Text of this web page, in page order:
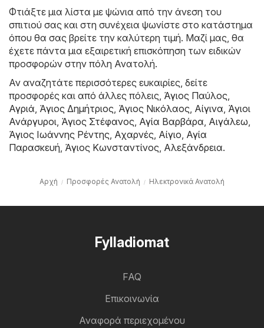
Φτιάξτε μια λίστα με ψώνια από την άνεση του
σπιτιού σας και στη συνέχεια ψωνίστε στο κατάστημα
όπου θα σας βρείτε την καλύτερη τιμή. Μαζί μας, θα
έχετε πάντα μια εξαιρετική επισκόπηση των ειδικών
προσφορών στην πόλη Ανατολή.
Αν αναζητάτε περισσότερες ευκαιρίες, δείτε
προσφορές και από άλλες πόλεις, Άγιος Παύλος,
Αγριά, Άγιος Δημήτριος, Άγιος Νικόλαος, Αίγινα, Άγιοι
Ανάργυροι, Άγιος Στέφανος, Αγία Βαρβάρα, Αιγάλεω,
Άγιος Ιωάννης Ρέντης, Αχαρνές, Αίγιο, Αγία
Παρασκευή, Άγιος Κωνσταντίνος, Αλεξάνδρεια.
Αρχή Προσφορές Ανατολή Hλεκτρονικά Ανατολή
Fylladiomat
FAQ
Επικοινωνία
Αναφορά περιεχομένου